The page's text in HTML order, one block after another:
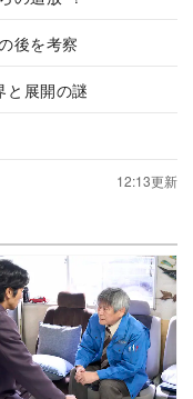
後を考察
と展開の謎
12:13更新